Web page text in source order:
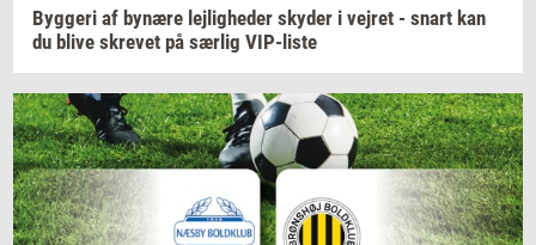
Byg­ge­ri af by­næ­re lej­lig­he­der sky­der i vej­ret - snart kan
du blive skre­vet på sær­lig VIP-​liste